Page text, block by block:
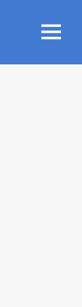
MENU